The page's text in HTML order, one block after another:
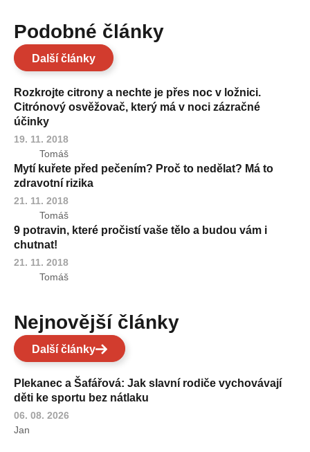
Podobné články
Další články
Rozkrojte citrony a nechte je přes noc v ložnici.
Citrónový osvěžovač, který má v noci zázračné
účinky
19. 11. 2018
Tomáš
Mytí kuřete před pečením? Proč to nedělat? Má to
zdravotní rizika
21. 11. 2018
Tomáš
9 potravin, které pročistí vaše tělo a budou vám i
chutnat!
21. 11. 2018
Tomáš
Nejnovější články
Další články
Plekanec a Šafářová: Jak slavní rodiče vychovávají
děti ke sportu bez nátlaku
06. 08. 2026
Jan